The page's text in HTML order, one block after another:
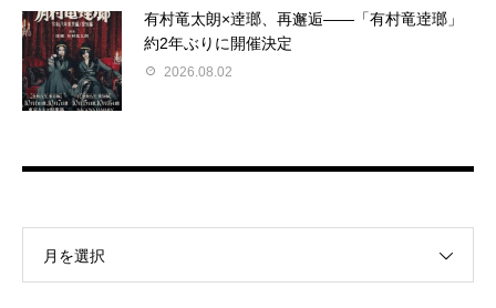
有村竜太朗×逹瑯、再邂逅――「有村竜逹瑯」
約2年ぶりに開催決定
2026.08.02
月を選択